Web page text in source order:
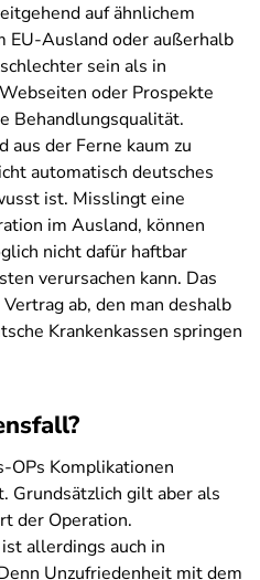
auf ähnlichem
EU-Ausland oder außerhalb
sein als in
oder Prospekte
Behandlungsqualität.
aus der Ferne kaum zu
automatisch deutsches
ist. Misslingt eine
im Ausland, können
nicht dafür haftbar
verursachen kann. Das
ab, den man deshalb
Krankenkassen springen
OPs Komplikationen
Grundsätzlich gilt aber als
der Operation.
allerdings auch in
Unzufriedenheit mit dem